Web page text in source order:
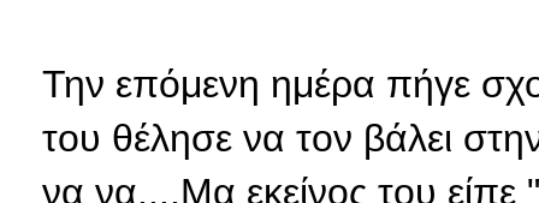
Την επόμενη ημέρα πήγε
του θέλησε να τον βάλει
να να....Μα εκείνος του